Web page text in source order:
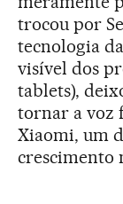
trocou por
tecnologia
visível dos
tablets),
tornar a voz
Xiaomi, um
crescimento